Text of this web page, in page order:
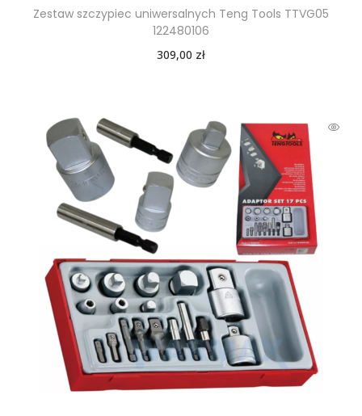
Zestaw szczypiec uniwersalnych Teng Tools TTVG05
122480106
309,00 zł